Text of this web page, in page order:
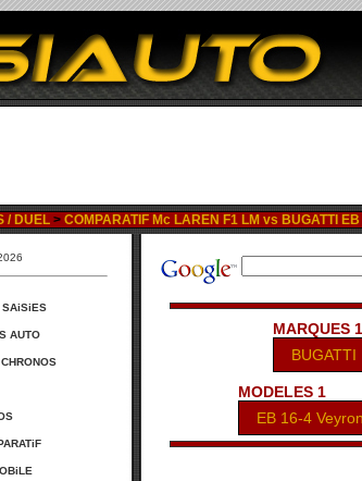
/ DUEL > COMPARATIF Mc LAREN F1 LM vs BUGATTI
MARQUES 1
MODELES 1
SAiSiES
AUTO